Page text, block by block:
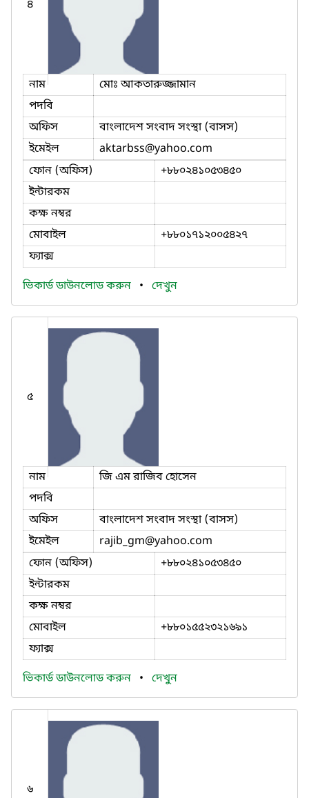
৪
নাম
মোঃ আকতারুজ্জামান
পদবি
অফিস
বাংলাদেশ সংবাদ সংস্থা (বাসস)
ইমেইল
aktarbss@yahoo.com
ফোন (অফিস)
+৮৮০২৪১০৫৩৪৫০
ইন্টারকম
কক্ষ নম্বর
মোবাইল
+৮৮০১৭১২০০৫৪২৭
ফ্যাক্স
ভিকার্ড ডাউনলোড করুন • দেখুন
৫
নাম
জি এম রাজিব হোসেন
পদবি
অফিস
বাংলাদেশ সংবাদ সংস্থা (বাসস)
ইমেইল
rajib_gm@yahoo.com
ফোন (অফিস)
+৮৮০২৪১০৫৩৪৫০
ইন্টারকম
কক্ষ নম্বর
মোবাইল
+৮৮০১৫৫২৩২১৬৯১
ফ্যাক্স
ভিকার্ড ডাউনলোড করুন • দেখুন
৬